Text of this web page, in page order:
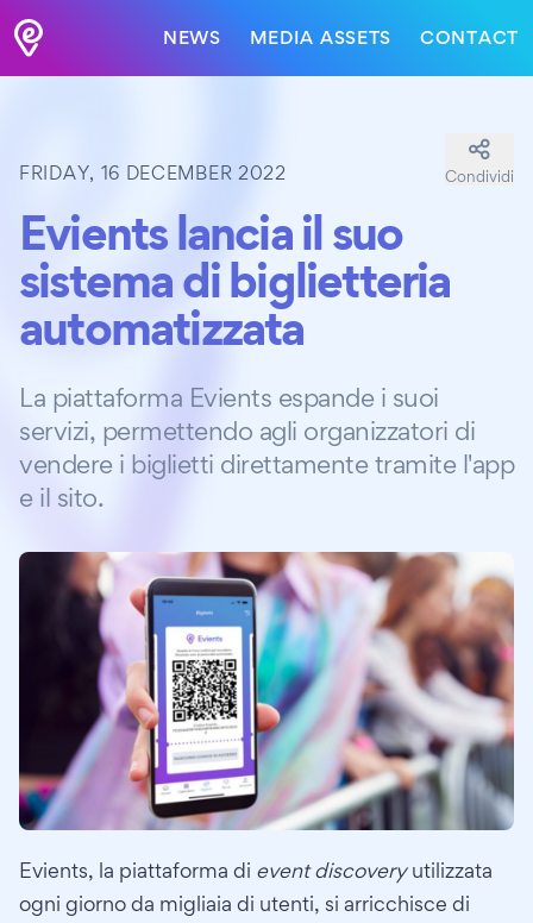
NEWS MEDIA ASSETS CONTACT
FRIDAY, 16 DECEMBER 2022 Condividi
Evients lancia il suo
sistema di biglietteria
automatizzata
La piattaforma Evients espande i suoi
servizi, permettendo agli organizzatori di
vendere i biglietti direttamente tramite l'app
e il sito.
Evients, la piattaforma di event discoveryutilizzata
ogni giorno da migliaia di utenti, si arricchisce di